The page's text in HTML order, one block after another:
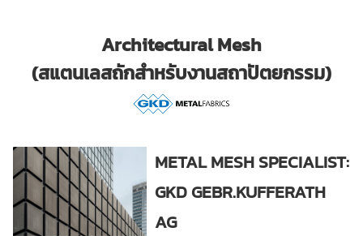
Architectural Mesh
(สแตนเลสถักสำหรับงานสถาปัตยกรรม)
METAL MESH SPECIALIST:
GKD GEBR.KUFFERATH
AG